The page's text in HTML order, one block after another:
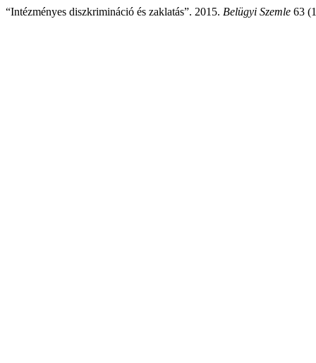
“Intézményes diszkrimináció és zaklatás”. 2015. Belügyi Szemle 63